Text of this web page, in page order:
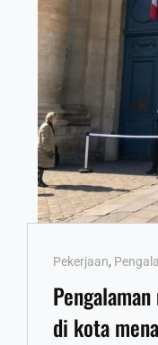
Cat
Links
Pekerjaan,
di kota